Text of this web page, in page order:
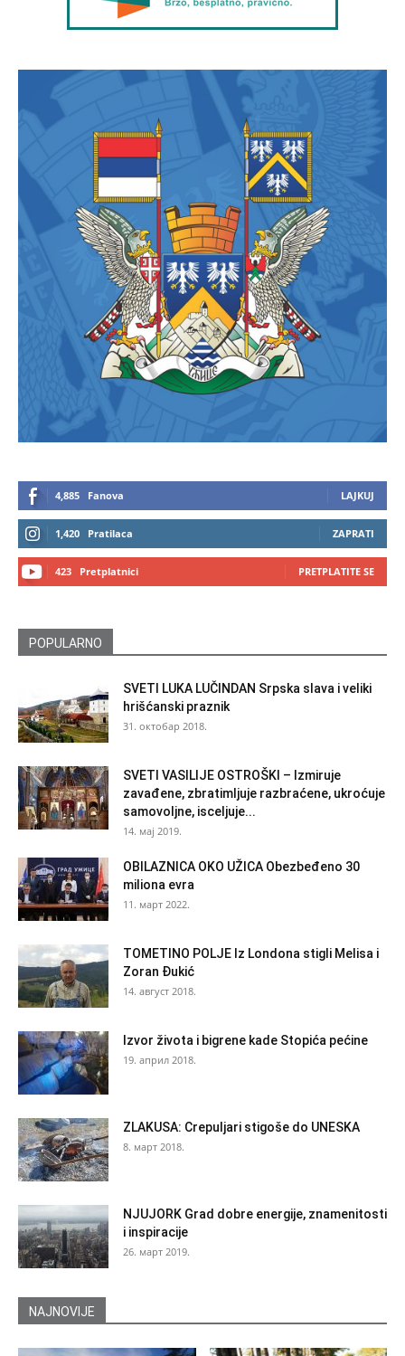
4,885 Fanova LAJKUJ
1,420 Pratilaca ZAPRATI
423 Pretplatnici PRETPLATITE SE
POPULARNO
SVETI LUKA LUČINDAN Srpska slava i veliki
hrišćanski praznik
31. октобар 2018.
SVETI VASILIJE OSTROŠKI – Izmiruje
zavađene, zbratimljuje razbraćene, ukroćuje
samovoljne, isceljuje...
14. мај 2019.
OBILAZNICA OKO UŽICA Obezbeđeno 30
miliona evra
11. март 2022.
TOMETINO POLJE Iz Londona stigli Melisa i
Zoran Đukić
14. август 2018.
Izvor života i bigrene kade Stopića pećine
19. април 2018.
ZLAKUSA: Crepuljari stigoše do UNESKA
8. март 2018.
NJUJORK Grad dobre energije, znamenitosti
i inspiracije
26. март 2019.
NAJNOVIJE